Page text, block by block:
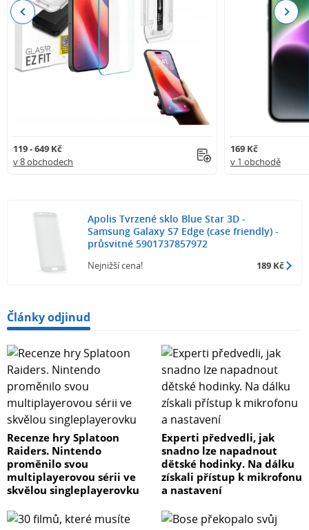
119 - 649 Kč
v 8 obchodech
169 Kč
v 1 obchodě
Previous Next
Apolis Tvrzené sklo Blue Star 3D -
Samsung Galaxy S7 Edge (case friendly) -
průsvitné 5901737857972
Nejnižší cena! 189 Kč
Články odjinud
Recenze hry Splatoon
Raiders. Nintendo
proměnilo svou
multiplayerovou sérii ve
skvělou singleplayerovku
Experti předvedli, jak
snadno lze napadnout
dětské hodinky. Na dálku
získali přístup k mikrofonu
a nastavení